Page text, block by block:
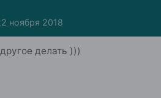
ноября 2018
делать )))